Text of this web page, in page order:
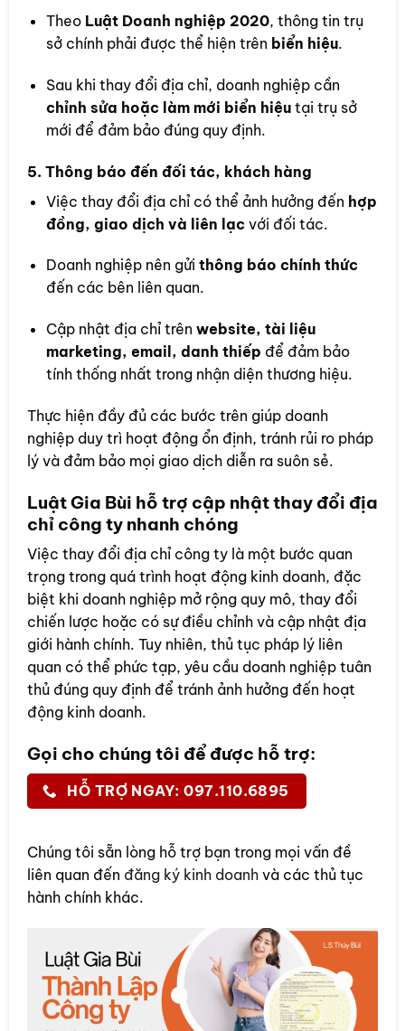
Theo Luật Doanh nghiệp 2020, thông tin trụ
sở chính phải được thể hiện trên biển hiệu.
Sau khi thay đổi địa chỉ, doanh nghiệp cần
chỉnh sửa hoặc làm mới biển hiệutại trụ sở
mới để đảm bảo đúng quy định.
5. Thông báo đến đối tác, khách hàng
Việc thay đổi địa chỉ có thể ảnh hưởng đến hợp
đồng, giao dịch và liên lạc với đối tác.
Doanh nghiệp nên gửi thông báo chính thức
đến các bên liên quan.
Cập nhật địa chỉ trên website, tài liệu
marketing, email, danh thiếp để đảm bảo
tính thống nhất trong nhận diện thương hiệu.
Thực hiện đầy đủ các bước trên giúp doanh
nghiệp duy trì hoạt động ổn định, tránh rủi ro pháp
lý và đảm bảo mọi giao dịch diễn ra suôn sẻ.
Luật Gia Bùi hỗ trợ cập nhật thay đổi địa
chỉ công ty nhanh chóng
Việc thay đổi địa chỉ công ty là một bước quan
trọng trong quá trình hoạt động kinh doanh, đặc
biệt khi doanh nghiệp mở rộng quy mô, thay đổi
chiến lược hoặc có sự điều chỉnh và cập nhật địa
giới hành chính. Tuy nhiên, thủ tục pháp lý liên
quan có thể phức tạp, yêu cầu doanh nghiệp tuân
thủ đúng quy định để tránh ảnh hưởng đến hoạt
động kinh doanh.
Gọi cho chúng tôi để được hỗ trợ:
HỖ TRỢ NGAY: 097.110.6895
Chúng tôi sẵn lòng hỗ trợ bạn trong mọi vấn đề
liên quan đến đăng ký kinh doanhvà các thủ tục
hành chính khác.